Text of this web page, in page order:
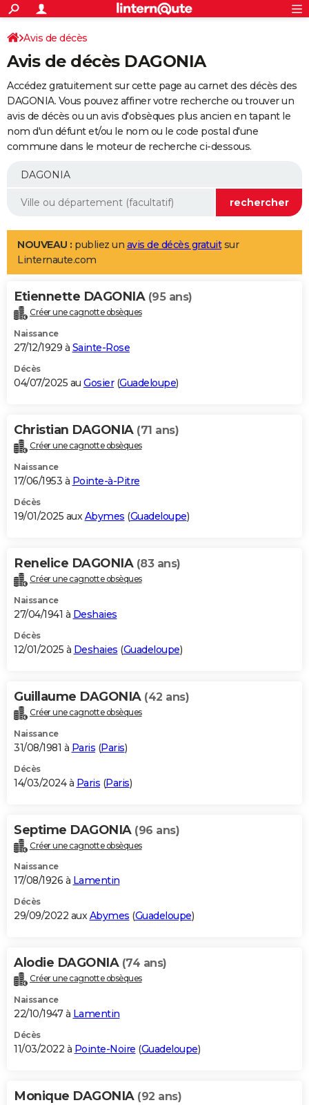
ACTUALITÉS
Politique
Société
Faits Divers
Education
Monde
Villes
+
SPORT
Coupe du monde 2026
Football
Tennis
Cyclisme
Rugby
Forum
Programme TV
TNT
Streaming
Cinéma
Sorties cinéma
Musique
+
FINANCE
Retraite
Epargne
Immobilier
Risques naturels par ville
Banque
Assurance
AUTO
Essais
Réserver un essai
Citadines
Berlines
SUV
Forum auto
+
Mobiles
Meilleur smartphone
Internet
Ordinateurs
Jeux vidéo
Guide high-tech
Aménagement intérieur
LIFESTYLE
Art de vivre
Bien-être
Loisirs
Mode
Modes de vie
Alimentation
Guide de la santé
Maladies
Médicaments
Sommeil
VOYAGE
Destinations
City break
Voyage nature
Voyage de noces
Forum
Climat
+PHOTO
GUIDES D'ACHAT
BONS PLANS
Carte de Noël
Carte Bonne année
Carte Saint-Valentin
Carte Pâques
Carte d'anniversaire
DICTIONNAIRE
Dictionnaire
Biographies
Citations
Expressions
Proverbes
PROGRAMME TV
S'inscrire
Se connecter
Lycées
Collèges
Primaires
Universités
Entreprises
Service militaire
Avis de recherche
AVIS DE DÉCÈS
Bricolage
Lifestyle
Culture
Sport
Auto
Television
Voyage
Cinema
Avis de décès
Avis de décès DAGONIA
Accédez gratuitement sur cette page au carnet des décès des
DAGONIA. Vous pouvez affiner votre recherche ou trouver un
avis de décès ou un avis d'obsèques plus ancien en tapant le
nom d'un défunt et/ou le nom ou le code postal d'une
commune dans le moteur de recherche ci-dessous.
NOUVEAU : publiez un avis de décès gratuitsur
Linternaute.com
Etiennette DAGONIA (95 ans)
Créer une cagnotte obsèques
Naissance
27/12/1929 à Sainte-Rose
Décès
04/07/2025 au Gosier(Guadeloupe)
Christian DAGONIA (71 ans)
Créer une cagnotte obsèques
Naissance
17/06/1953 à Pointe-à-Pitre
Décès
19/01/2025 auxAbymes (Guadeloupe)
Renelice DAGONIA (83 ans)
Créer une cagnotte obsèques
Naissance
27/04/1941 à Deshaies
Décès
12/01/2025 à Deshaies (Guadeloupe)
Guillaume DAGONIA (42 ans)
Créer une cagnotte obsèques
Naissance
31/08/1981 à Paris (Paris)
Décès
14/03/2024 à Paris (Paris)
Septime DAGONIA (96 ans)
Créer une cagnotte obsèques
Naissance
17/08/1926 à Lamentin
Décès
29/09/2022 auxAbymes (Guadeloupe)
Alodie DAGONIA (74 ans)
Créer une cagnotte obsèques
Naissance
22/10/1947 à Lamentin
Décès
11/03/2022 à Pointe-Noire (Guadeloupe)
Monique DAGONIA (92 ans)